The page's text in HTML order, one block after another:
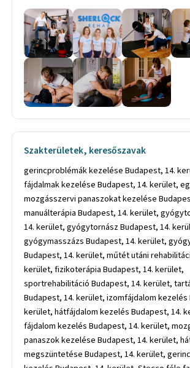
Szakterületek, keresőszavak
gerincproblémák kezelése Budapest, 14.
fájdalmak kezelése Budapest, 14. kerület,
mozgásszervi panaszokat kezelése
manuálterápia Budapest, 14. kerület,
14. kerület, gyógytornász Budapest, 14.
gyógymasszázs Budapest, 14. kerület,
Budapest, 14. kerület, műtét utáni
kerület, fizikoterápia Budapest, 14. kerület,
sportrehabilitáció Budapest, 14. kerület,
Budapest, 14. kerület, izomfájdalom kezelés
kerület, hátfájdalom kezelés Budapest, 14.
fájdalom kezelés Budapest, 14. kerület,
panaszok kezelése Budapest, 14. kerület,
megszüntetése Budapest, 14. kerület,